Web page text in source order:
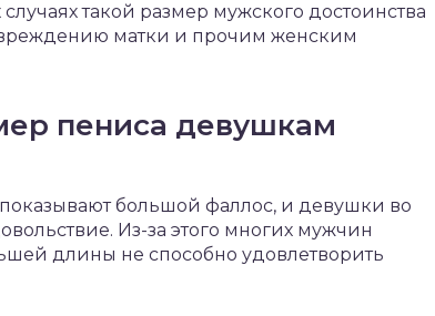
такой размер мужского достоинства
матки и прочим женским
пениса девушкам
большой фаллос, и девушки во
Из-за этого многих мужчин
длины не способно удовлетворить